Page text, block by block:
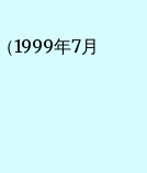
1999年7月